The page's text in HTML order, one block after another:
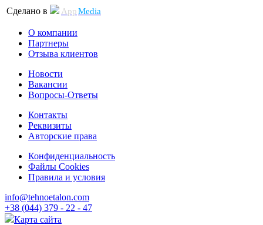
Сделано в AppMedia
О компании
Партнеры
Отзыва клиентов
Новости
Вакансии
Вопросы-Ответы
Контакты
Реквизиты
Авторские права
Конфиденциальность
Файлы Cookies
Правила и условия
info@tehnoetalon.com
+38 (044) 379 - 22 - 47
Карта сайта